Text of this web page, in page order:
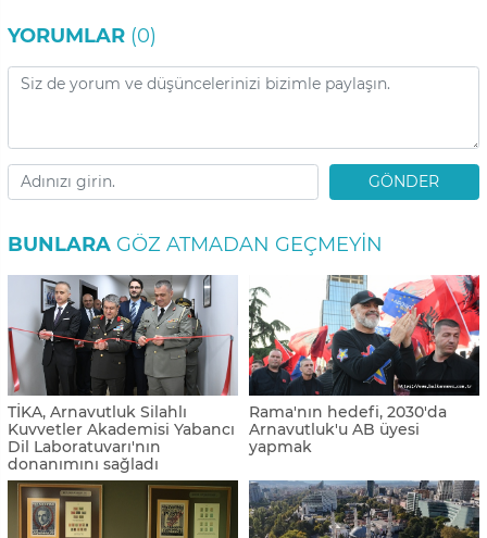
YORUMLAR (0)
GÖNDER
BUNLARA GÖZ ATMADAN GEÇMEYIN
TİKA, Arnavutluk Silahlı
Kuvvetler Akademisi Yabancı
Dil Laboratuvarı'nın
donanımını sağladı
Rama'nın hedefi, 2030'da
Arnavutluk'u AB üyesi
yapmak